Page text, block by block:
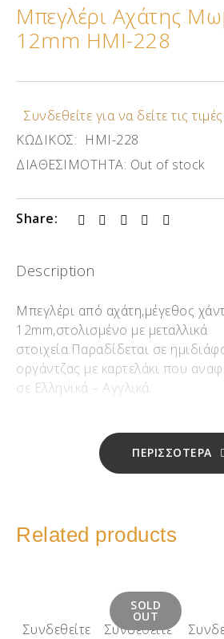
Μπεγλέρι Αχάτης
12mm ΗΜΙ-228
Συνδεθείτε για να δείτε τις τιμές
ΚΩΔΙΚΟΣ: ΗΜΙ-228
ΔΙΑΘΕΣΙΜΟΤΗΤΑ: Out of stock
Share:
Description
Μπεγλέρι από αχάτη,μέγεθος
12mm,στολισμένο με μεταλλικά
στοιχεία.Παραδίδεται σε
οργάντζας με καρτελάκι που
σε Ελληνικά – Αγγλικά.
ΠΕΡΙΣΣΟΤΕΡΑ
Related products
Συνδεθείτε
SOLD
OUT
Συνδεθείτε